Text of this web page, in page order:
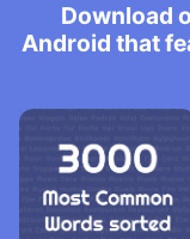
Download
Android that